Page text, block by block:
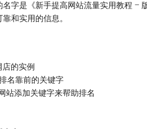
字是《新手提高网站流量实用教程 –
和实用的信息。
店的实例
名靠前的关键字
站添加关键字来帮助排名